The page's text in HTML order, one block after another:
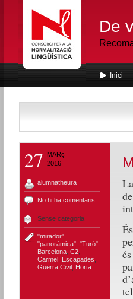
De
Inici
27
MARç
2016
alumnatheura
No hi ha comentaris
Sense categoria
"mirador",
"panoràmica", "Turó",
Barcelona, C2,
Carmel, Escapades
Guerra Civil, Horta